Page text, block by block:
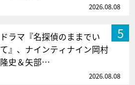
2026.08.08
5
ドラマ『名探偵のままでい
て』、ナインティナイン岡村
隆史＆矢部…
2026.08.08